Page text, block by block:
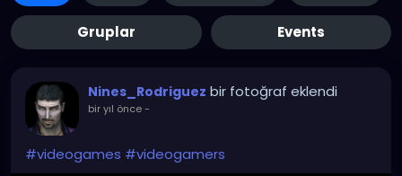
Gruplar Events
Nines_Rodriguez bir fotoğraf eklendi
bir yıl önce-
#videogames #videogamers